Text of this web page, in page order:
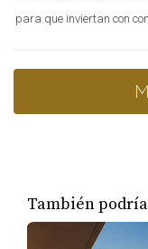
para que inviertan con
También